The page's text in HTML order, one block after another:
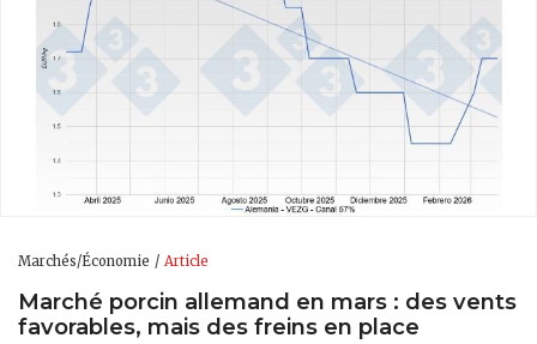
Marchés/Économie Article
Marché porcin allemand en mars : des vents
favorables, mais des freins en place